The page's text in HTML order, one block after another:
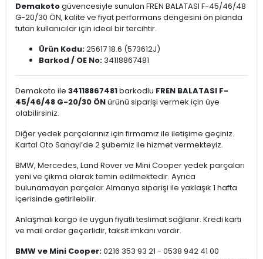
Demakotogüvencesiyle sunulan FREN BALATASI F-45/46/48
G-20/30 ÖN, kalite ve fiyat performans dengesini ön planda
tutan kullanıcılar için ideal bir tercihtir.
Ürün Kodu:25617 18.6 (573612J)
Barkod / OE No:34118867481
Demakoto ile 34118867481barkodlu FREN BALATASI F-
45/46/48 G-20/30 ÖNürünü siparişi vermek için üye
olabilirsiniz.
Diğer yedek parçalarınız için firmamız ile iletişime geçiniz.
Kartal Oto Sanayi’de 2 şubemiz ile hizmet vermekteyiz.
BMW, Mercedes, Land Rover ve Mini Cooper yedek parçaları
yeni ve çıkma olarak temin edilmektedir. Ayrıca
bulunamayan parçalar Almanya siparişi ile yaklaşık 1 hafta
içerisinde getirilebilir.
Anlaşmalı kargo ile uygun fiyatlı teslimat sağlanır. Kredi kartı
ve mail order geçerlidir, taksit imkanı vardır.
BMW ve Mini Cooper:0216 353 93 21 - 0538 942 41 00